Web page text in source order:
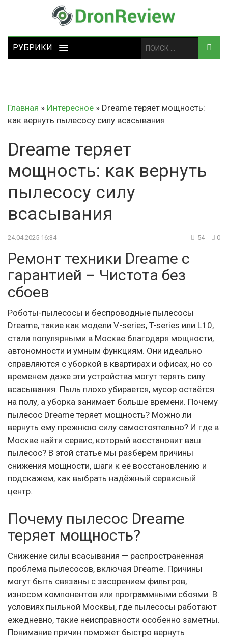
Главная » Интересное » Dreame теряет мощность:
как вернуть пылесосу силу всасывания
Dreame теряет
мощность: как вернуть
пылесосу силу
всасывания
24.04.2025 16:34 54 0
Ремонт техники Dreame с
гарантией – Чистота без
сбоев
Роботы-пылесосы и беспроводные пылесосы
Dreame, такие как модели V-series, T-series или L10,
стали популярными в Москве благодаря мощности,
автономности и умным функциям. Они идеально
справляются с уборкой в квартирах и офисах, но со
временем даже эти устройства могут терять силу
всасывания. Пыль плохо убирается, мусор остаётся
на полу, а уборка занимает больше времени. Почему
пылесос Dreame теряет мощность? Можно ли
вернуть ему прежнюю силу самостоятельно? И где в
Москве найти сервис, который восстановит ваш
пылесос? В этой статье мы разберём причины
снижения мощности, шаги к её восстановлению и
подскажем, как выбрать надёжный сервисный
центр.
Почему пылесос Dreame
теряет мощность?
Снижение силы всасывания — распространённая
проблема пылесосов, включая Dreame. Причины
могут быть связаны с засорением фильтров,
износом компонентов или программными сбоями. В
условиях пыльной Москвы, где пылесосы работают
ежедневно, такие неисправности особенно заметны.
Понимание причин поможет быстро вернуть